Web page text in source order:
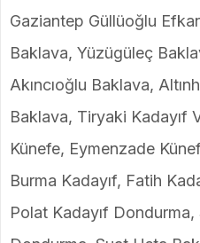
Gaziantep Güllüoğlu
Baklava, Yüzügüleç
Akıncıoğlu Baklava,
Baklava, Tiryaki Kadayıf
Künefe, Eymenzade
Burma Kadayıf, Fatih
Polat Kadayıf